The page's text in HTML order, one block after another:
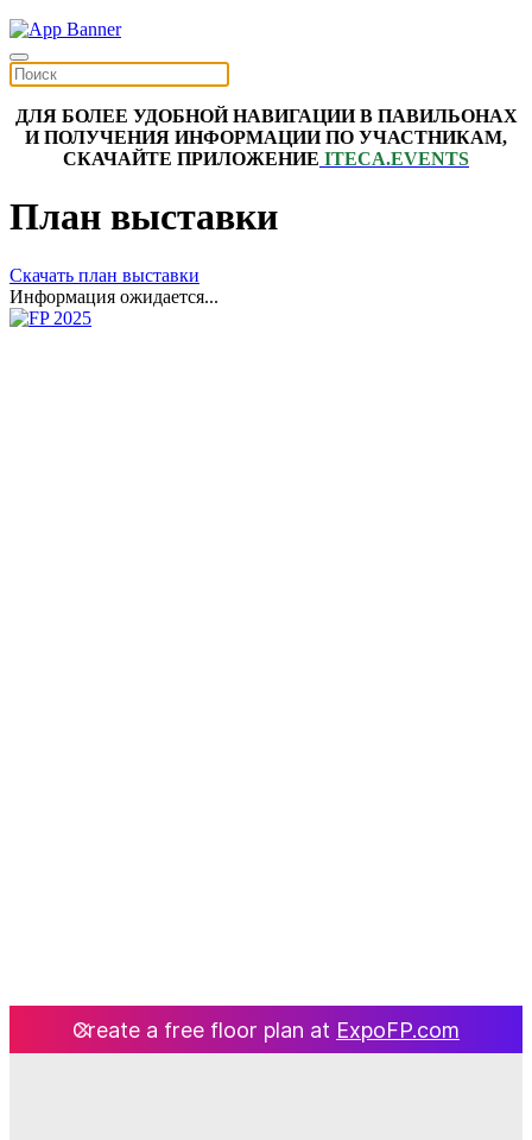
ДЛЯ БОЛЕЕ УДОБНОЙ НАВИГАЦИИ В ПАВИЛЬОНАХ
И ПОЛУЧЕНИЯ ИНФОРМАЦИИ ПО УЧАСТНИКАМ,
СКАЧАЙТЕ ПРИЛОЖЕНИЕ ITECA.EVENTS
План выставки
Скачать план выставки
Информация ожидается...